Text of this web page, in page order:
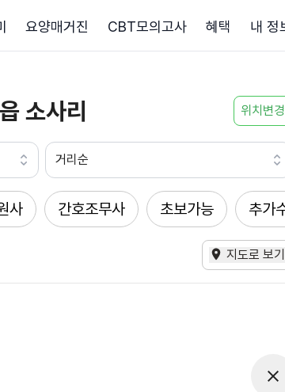
요양매거진 CBT모의고사 혜택 내 정
소사리 위치변경
거리순
사 간호조무사 초보가능 추가
지도로 보기